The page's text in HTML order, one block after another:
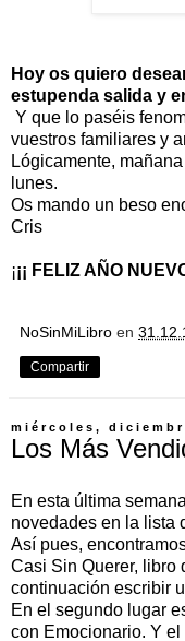
Hoy os quiero
estupenda salida y
Y que lo paséis
vuestros familiares y
Lógicamente,
lunes.
Os mando un beso
Cris
¡¡¡ FELIZ AÑO
NoSinMiLibro en
Compartir
miércoles,
Los Más
En esta última
novedades en la lista
Así pues,
Casi Sin Querer, libro
continuación escribir
En el segundo lugar
con Emocionario. Y